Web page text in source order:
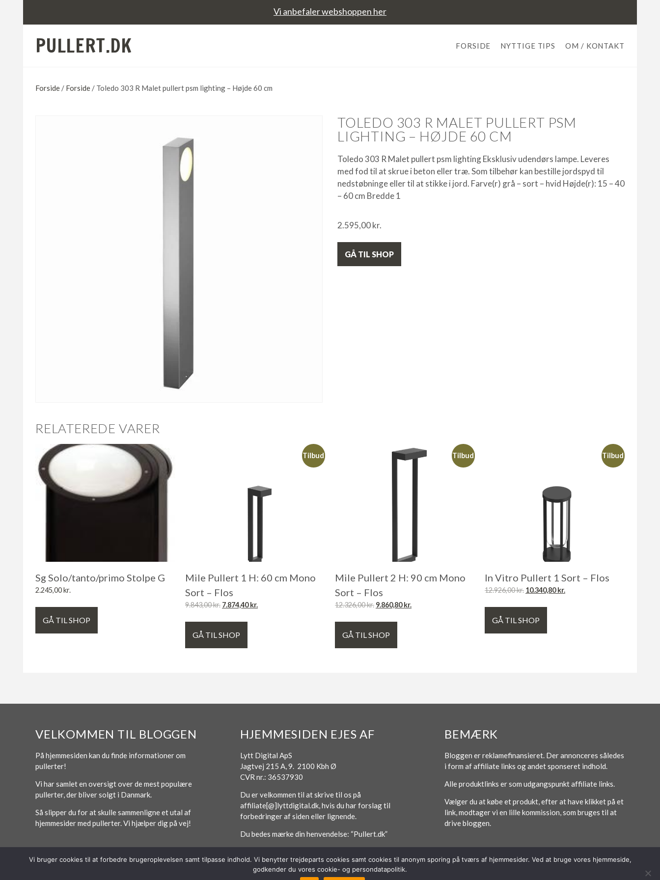
Vi anbefaler webshoppen her
PULLERT.DK FORSIDE NYTTIGE TIPS OM / KONTAKT
Forside / Forside / Toledo 303 R Malet pullert psm lighting – Højde 60 cm
TOLEDO 303 R MALET PULLERT PSM
LIGHTING – HØJDE 60 CM
Toledo 303 R Malet pullert psm lighting Eksklusiv udendørs lampe. Leveres
med fod til at skrue i beton eller træ. Som tilbehør kan bestille jordspyd til
nedstøbninge eller til at stikke i jord. Farve(r) grå – sort – hvid Højde(r): 15 – 40
– 60 cm Bredde 1
2.595,00kr.
GÅ TIL SHOP
RELATEREDE VARER
Sg Solo/tanto/primo Stolpe G
2.245,00kr.
GÅ TIL SHOP
Tilbud
Mile Pullert 1 H: 60 cm Mono
Sort – Flos
9.843,00kr. 7.874,40kr.
GÅ TIL SHOP
Tilbud
Mile Pullert 2 H: 90 cm Mono
Sort – Flos
12.326,00kr. 9.860,80kr.
GÅ TIL SHOP
Tilbud
In Vitro Pullert 1 Sort – Flos
12.926,00kr. 10.340,80kr.
GÅ TIL SHOP
VELKOMMEN TIL BLOGGEN
På hjemmesiden kan du finde informationer om
pullerter!
Vi har samlet en oversigt over de mest populære
pullerter, der bliver solgt i Danmark.
Så slipper du for at skulle sammenligne et utal af
hjemmesider med pullerter. Vi hjælper dig på vej!
HJEMMESIDEN EJES AF
Lytt Digital ApS
Jagtvej 215 A, 9. 2100 Kbh Ø
CVR nr.: 36537930
Du er velkommen til at skrive til os på
affiliate[@]lyttdigital.dk, hvis du har forslag til
forbedringer af siden eller lignende.
Du bedes mærke din henvendelse: “Pullert.dk”
BEMÆRK
Bloggen er reklamefinansieret. Der annonceres således
i form af affiliate links og andet sponseret indhold.
Alle produktlinks er som udgangspunkt affiliate links.
Vælger du at købe et produkt, efter at have klikket på et
link, modtager vi en lille kommission, som bruges til at
drive bloggen.
Vi bruger cookies til at forbedre brugeroplevelsen samt tilpasse indhold. Vi benytter trejdeparts cookies samt cookies til anonym sporing på tværs af hjemmesider. Ved at bruge vores hjemmeside,
godkender du vores cookie- og persondatapolitik.